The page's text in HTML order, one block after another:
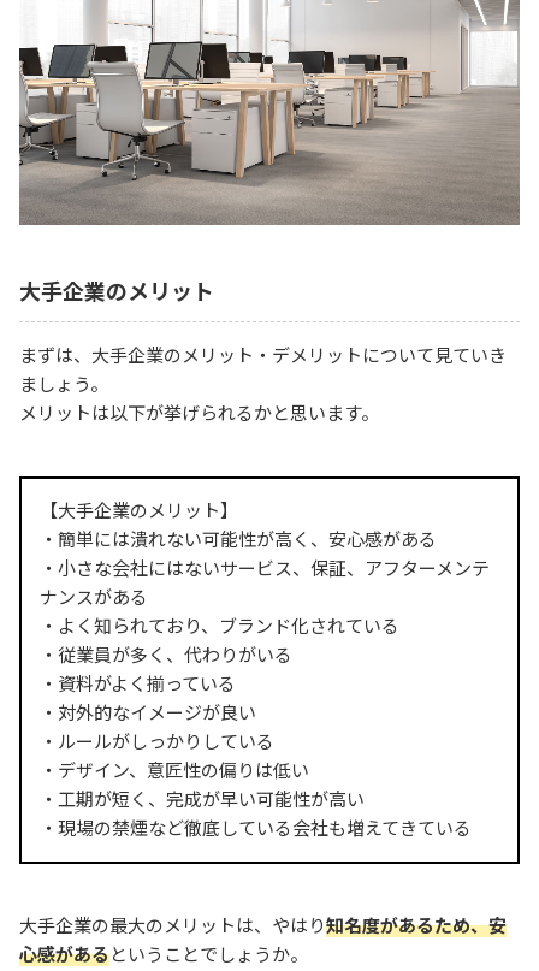
大手企業のメリット
まずは、大手企業のメリット・デメリットについて見ていき
ましょう。
メリットは以下が挙げられるかと思います。
【大手企業のメリット】
・簡単には潰れない可能性が高く、安心感がある
・小さな会社にはないサービス、保証、アフターメンテ
ナンスがある
・よく知られており、ブランド化されている
・従業員が多く、代わりがいる
・資料がよく揃っている
・対外的なイメージが良い
・ルールがしっかりしている
・デザイン、意匠性の偏りは低い
・工期が短く、完成が早い可能性が高い
・現場の禁煙など徹底している会社も増えてきている
大手企業の最大のメリットは、やはり知名度があるため、安
心感があるということでしょうか。